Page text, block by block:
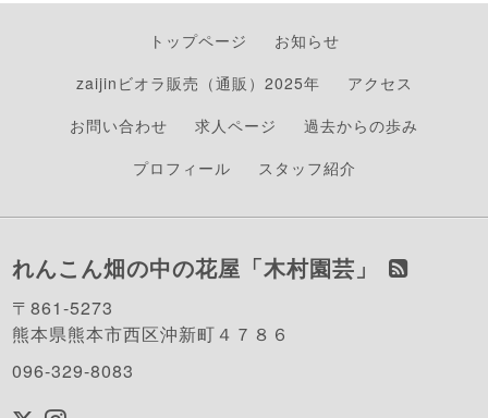
トップページ
お知らせ
zaijinビオラ販売（通販）2025年
アクセス
お問い合わせ
求人ページ
過去からの歩み
プロフィール
スタッフ紹介
れんこん畑の中の花屋「木村園芸」
〒861-5273
熊本県熊本市西区沖新町４７８６
096-329-8083